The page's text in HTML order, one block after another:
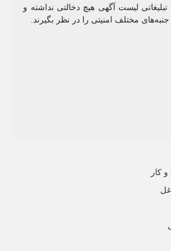
لیست آگهی هیچ دخالتی نداشته و
مختلف امنیتی را در نظر بگیرند.
کار